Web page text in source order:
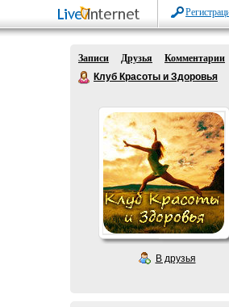
Записи Друзья
Комментарии
Клуб Красоты и Здоровья
В друзья